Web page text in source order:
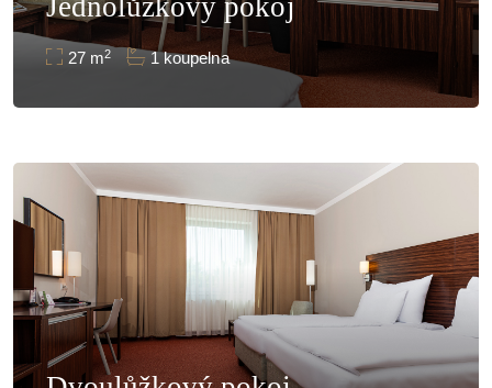
Jednolůžkový pokoj
27 m2 1 koupelna